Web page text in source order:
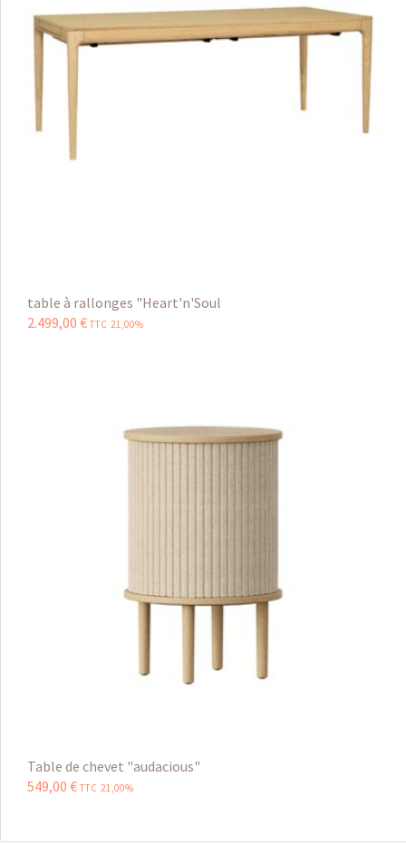
table à rallonges "Heart'n'Soul
2.499,00 € TTC 21,00%
Table de chevet "audacious"
549,00 € TTC 21,00%